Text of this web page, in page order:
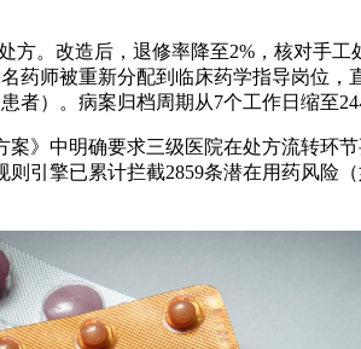
方。改造后，退修率降至2%，核对手
药师被重新分配到临床药学指导岗位
）。病案归档周期从7个工作日缩至
》中明确要求三级医院在处方流转环
引擎已累计拦截2859条潜在用药风险